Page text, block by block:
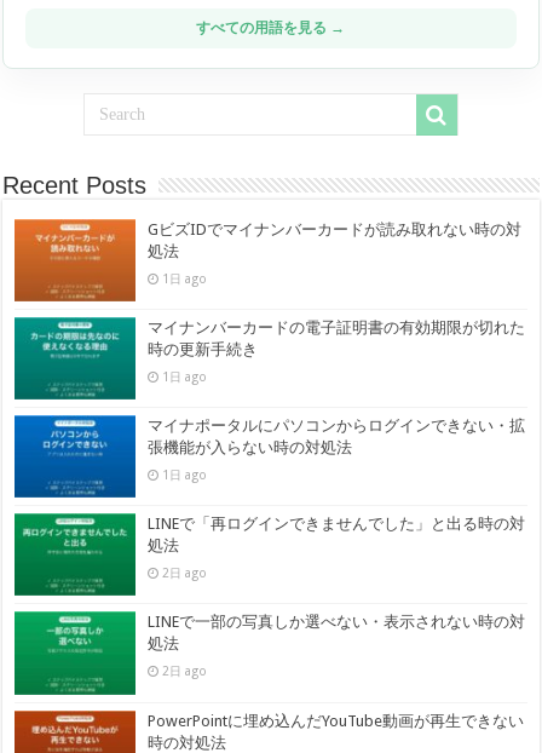
すべての用語を見る →
Recent Posts
GビズIDでマイナンバーカードが読み取れない時の対
処法
1日 ago
マイナンバーカードの電子証明書の有効期限が切れた
時の更新手続き
1日 ago
マイナポータルにパソコンからログインできない・拡
張機能が入らない時の対処法
1日 ago
LINEで「再ログインできませんでした」と出る時の対
処法
2日 ago
LINEで一部の写真しか選べない・表示されない時の対
処法
2日 ago
PowerPointに埋め込んだYouTube動画が再生できない
時の対処法